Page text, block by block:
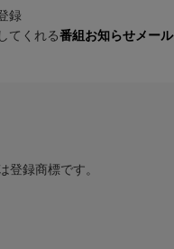
録
てくれる番組お知らせメール
登録商標です。